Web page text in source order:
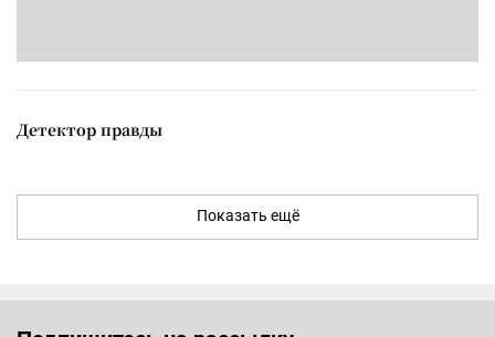
Детектор правды
Показать ещё